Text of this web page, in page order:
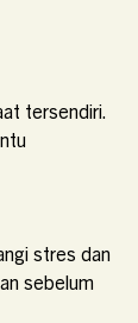
tersendiri.
stres dan
sebelum